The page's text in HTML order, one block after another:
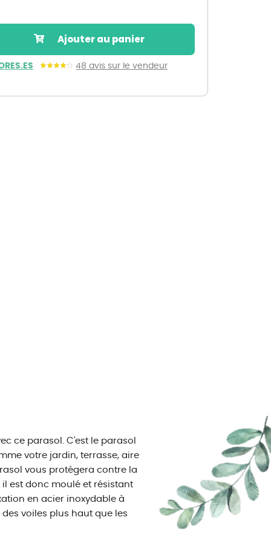
Mon potager
48 avis sur le vendeur
Ajouter au panier
ce parasol. C'est le parasol
votre jardin, terrasse, aire
vous protégera contre la
est donc moulé et résistant
en acier inoxydable à
voiles plus haut que les